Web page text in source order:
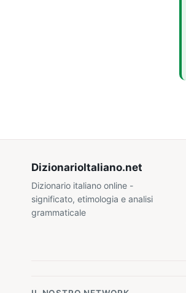
DizionarioItaliano.net
Dizionario italiano online -
significato, etimologia e analisi
grammaticale